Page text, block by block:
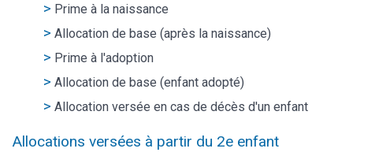
Prime à la naissance
Allocation de base (après la naissance)
Prime à l'adoption
Allocation de base (enfant adopté)
Allocation versée en cas de décès d'un enfant
Allocations versées à partir du 2e enfant